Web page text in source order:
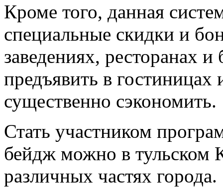
Кроме того, данная
специальные скидки и
заведениях, ресторанах
предъявить в гостиницах
существенно сэкономить.
Стать участником
бейдж можно в тульском
различных частях города.